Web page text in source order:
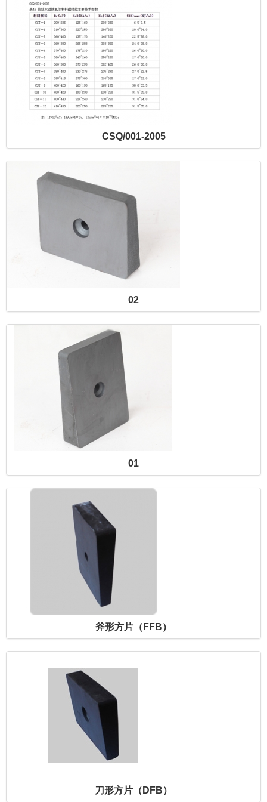
CSQ/001-2005
02
01
斧形方片（FFB）
刀形方片（DFB）